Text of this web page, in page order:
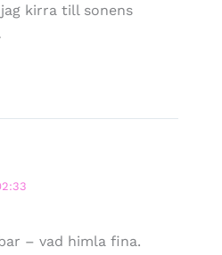
kirra till sonens
– vad himla fina.